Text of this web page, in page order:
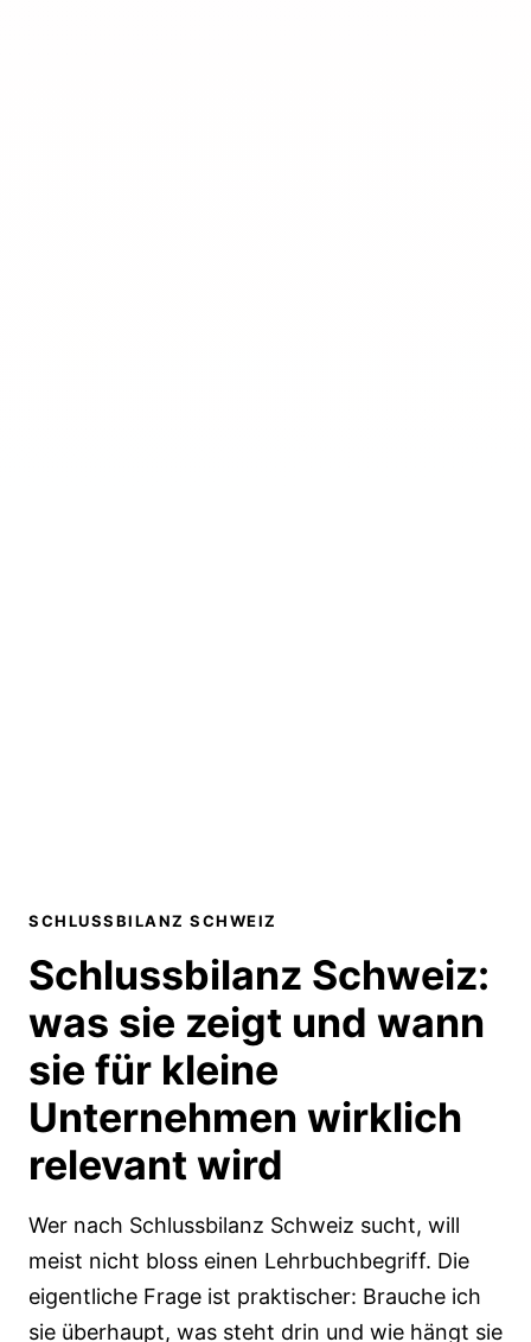
SCHLUSSBILANZ SCHWEIZ
Schlussbilanz Schweiz:
was sie zeigt und wann
sie für kleine
Unternehmen wirklich
relevant wird
Wer nach Schlussbilanz Schweiz sucht, will
meist nicht bloss einen Lehrbuchbegriff. Die
eigentliche Frage ist praktischer: Brauche ich
sie überhaupt, was steht drin und wie hängt sie